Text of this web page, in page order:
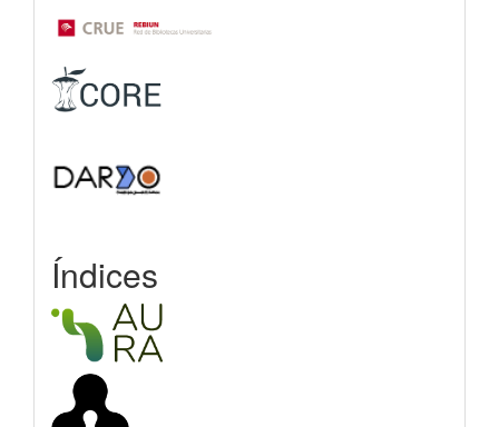
Índices